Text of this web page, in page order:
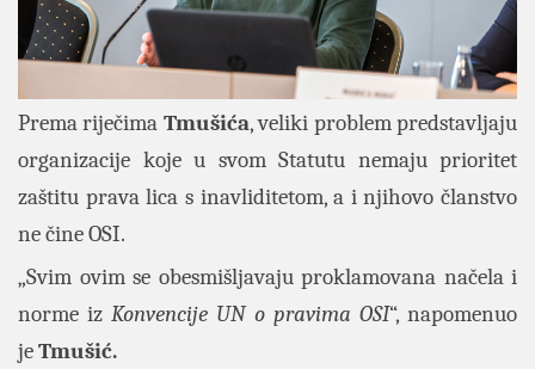
Prema riječima Tmušića, veliki problem predstavljaju
organizacije koje u svom Statutu nemaju prioritet
zaštitu prava lica s inavliditetom, a i njihovo članstvo
ne čine OSI.
„Svim ovim se obesmišljavaju proklamovana načela i
norme izKonvencije UN o pravima OSI“, napomenuo
jeTmušić.